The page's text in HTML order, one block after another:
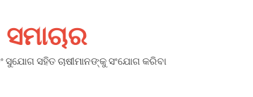
ସୁଯୋଗ ସହିତ ଚାଷୀମାନଙ୍କୁ ସଂଯୋଗ କରିବା